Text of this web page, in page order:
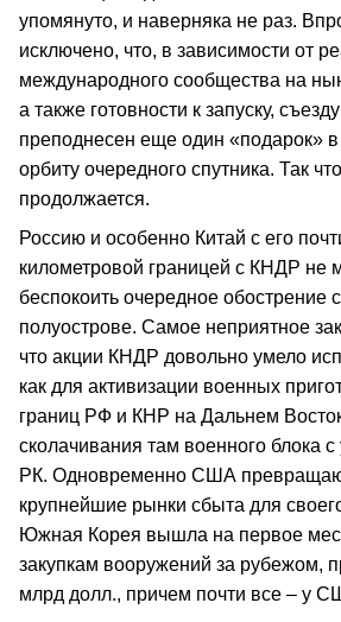
упомянуто, и наверняка не раз.
исключено, что, в зависимости от
международного сообщества на
а также готовности к запуску,
преподнесен еще один «подарок»
орбиту очередного спутника. Так
продолжается.
Россию и особенно Китай с его
километровой границей с КНДР не
беспокоить очередное обострение
полуострове. Самое неприятное
что акции КНДР довольно умело
как для активизации военных
границ РФ и КНР на Дальнем
сколачивания там военного блока
РК. Одновременно США
крупнейшие рынки сбыта для
Южная Корея вышла на первое
закупкам вооружений за рубежом,
млрд долл., причем почти все – у